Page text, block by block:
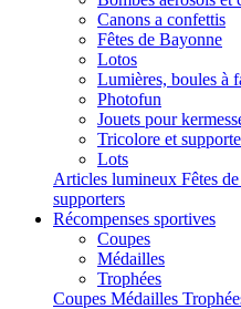
Canons a confettis
Fêtes de Bayonne
Lotos
Lumières, boules à
Photofun
Jouets pour
Tricolore et
Lots
Articles lumineux Fêtes
supporters
Récompenses sportives
Coupes
Médailles
Trophées
Coupes Médailles